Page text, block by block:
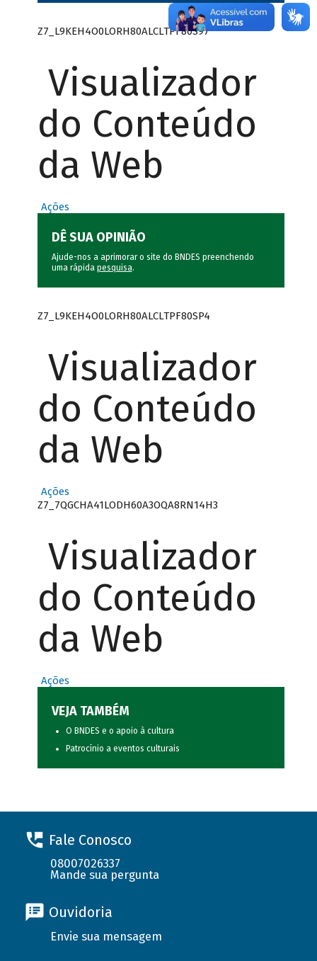
Z7_L9KEH4O0LORH80ALCLTPF80S97
Visualizador
do Conteúdo
da Web
Ações
DÊ SUA OPINIÃO
Ajude-nos a aprimorar o site do BNDES preenchendo
uma rápida pesquisa.
Z7_L9KEH4O0LORH80ALCLTPF80SP4
Visualizador
do Conteúdo
da Web
Ações
Z7_7QGCHA41LODH60A3OQA8RN14H3
Visualizador
do Conteúdo
da Web
Ações
VEJA TAMBÉM
O BNDES e o apoio à cultura
Patrocínio a eventos culturais
Fale Conosco
08007026337
Mande sua pergunta
Ouvidoria
Envie sua mensagem